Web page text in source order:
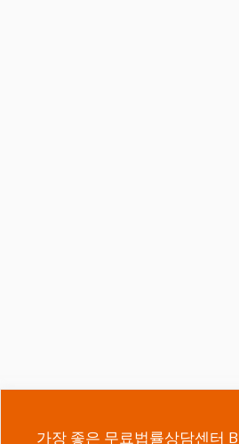
가장 좋은 무료법률상담센터